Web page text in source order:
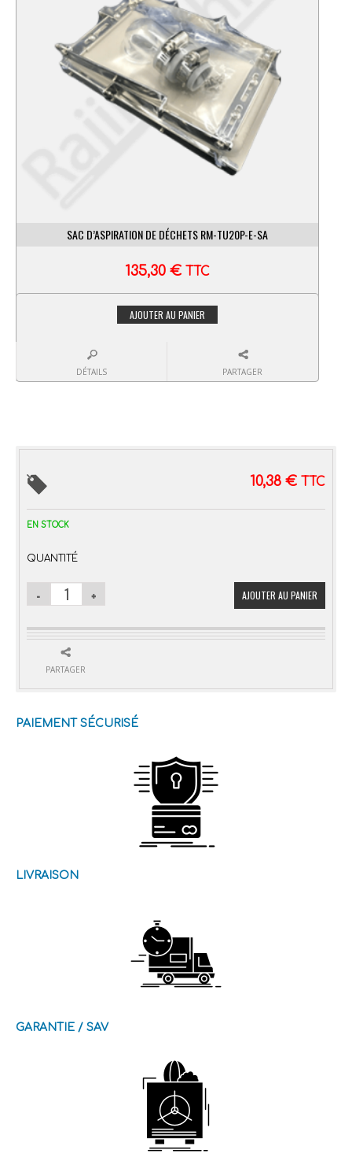
SAC D’ASPIRATION DE DÉCHETS RM-TU20P-E-SA
135,30 € TTC
AJOUTER AU PANIER
DÉTAILS PARTAGER
10,38 € TTC
EN STOCK
QUANTITÉ
AJOUTER AU PANIER
PARTAGER
PAIEMENT SÉCURISÉ
LIVRAISON
GARANTIE / SAV